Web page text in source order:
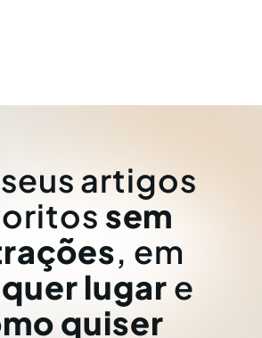
artigos
sem
, em
lugar e
quiser